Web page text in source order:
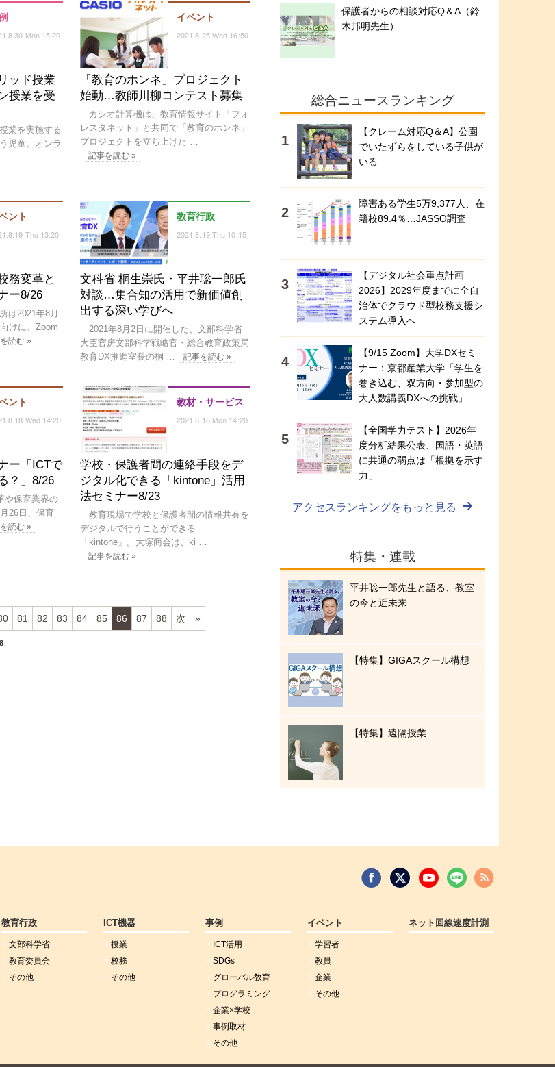
Mon 15:20
ッド授業
授業を受
業を実施する
児童。オンラ
…
イベント
2021.8.25 Wed 16:50
「教育のホンネ」プロジェクト
始動…教師川柳コンテスト募集
カシオ計算機は、教育情報サイト「フォ
レスタネット」と共同で「教育のホンネ」
プロジェクトを立ち上げた …
記事を読む »
ント
Thu 13:20
務変革と
ー8/26
は2021年8月
けに、Zoom
読む »
教育行政
2021.8.19 Thu 10:15
文科省 桐生崇氏・平井聡一郎氏
対談…集合知の活用で新価値創
出する深い学びへ
2021年8月2日に開催した、文部科学省
大臣官房文部科学戦略官・総合教育政策局
教育DX推進室長の桐 …
記事を読む »
ント
Wed 14:20
ー「ICTで
？」8/26
や保育業界の
26日、保育
読む »
教材・サービス
2021.8.16 Mon 14:20
学校・保護者間の連絡手段をデ
ジタル化できる「kintone」活用
法セミナー8/23
教育現場で学校と保護者間の情報共有を
デジタルで行うことができる
「kintone」。大塚商会は、ki …
記事を読む »
81 82 83 84 85 86 87 88 次
保護者からの相談対応Q＆A（鈴
木邦明先生）
総合ニュースランキング
【クレーム対応Q＆A】公園
でいたずらをしている子供が
いる
障害ある学生5万9,377人、在
籍校89.4％…JASSO調査
【デジタル社会重点計画
2026】2029年度までに全自
治体でクラウド型校務支援シ
ステム導入へ
【9/15 Zoom】大学DXセミ
ナー：京都産業大学「学生を
巻き込む、双方向・参加型の
大人数講義DXへの挑戦」
【全国学力テスト】2026年
度分析結果公表、国語・英語
に共通の弱点は「根拠を示す
力」
アクセスランキングをもっと見る
特集・連載
平井聡一郎先生と語る、教室
の今と近未来
【特集】GIGAスクール構想
【特集】遠隔授業
教育行政
文部科学省
教育委員会
その他
ICT機器
授業
校務
その他
事例
ICT活用
SDGs
グローバル敎育
プログラミング
企業×学校
事例取材
その他
イベント
学習者
教員
企業
その他
ネット回線速度計測